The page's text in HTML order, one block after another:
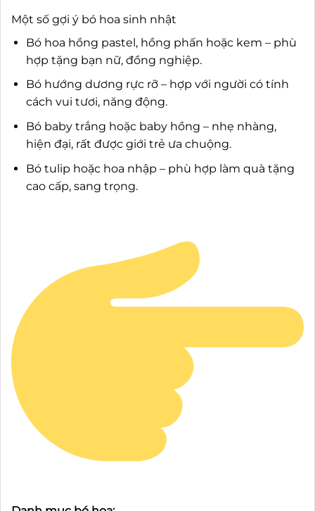
Một số gợi ý bó hoa sinh nhật
Bó hoa hồng pastel, hồng phấn hoặc kem – phù
hợp tặng bạn nữ, đồng nghiệp.
Bó hướng dương rực rỡ – hợp với người có tính
cách vui tươi, năng động.
Bó baby trắng hoặc baby hồng – nhẹ nhàng,
hiện đại, rất được giới trẻ ưa chuộng.
Bó tulip hoặc hoa nhập – phù hợp làm quà tặng
cao cấp, sang trọng.